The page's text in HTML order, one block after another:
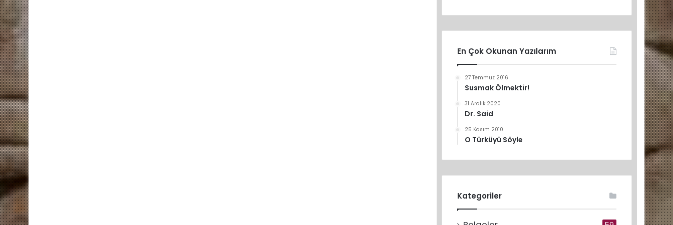
En Çok Okunan Yazılarım
27 Temmuz 2016
Susmak Ölmektir!
31 Aralık 2020
Dr. Said
25 Kasım 2010
O Türküyü Söyle
Kategoriler